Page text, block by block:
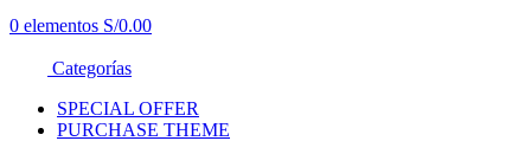
0 elementos S/0.00
Categorías
SPECIAL OFFER
PURCHASE THEME